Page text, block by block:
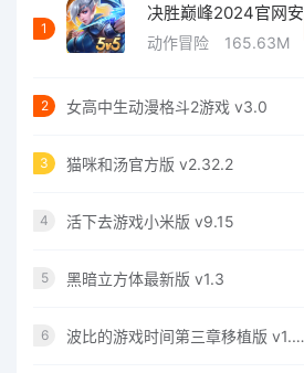
1
决胜巅峰2024官网安
动作冒险 165.63M
2 女高中生动漫格斗2游戏 v3.0
3 猫咪和汤官方版 v2.32.2
4 活下去游戏小米版 v9.15
5 黑暗立方体最新版 v1.3
6 波比的游戏时间第三章移植版 v1.0.25